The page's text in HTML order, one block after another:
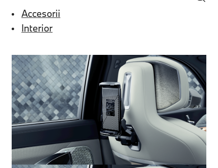
Accesorii
Interior